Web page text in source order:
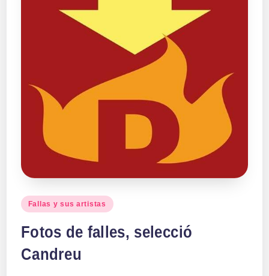
Publicado
Fallas y sus artistas
Fotos de falles, selecció
Candreu